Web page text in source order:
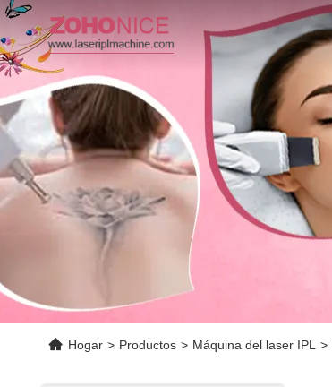
Hogar > Productos > Máquina del laser IPL >